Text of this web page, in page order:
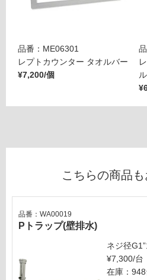
品番：ME06301
レプトカウンター タオルバー
¥7,200/個
こちらの商品も
Pトラップ(壁排水)
品番：WA00019
ネジ径
¥7,300/台
在庫：948